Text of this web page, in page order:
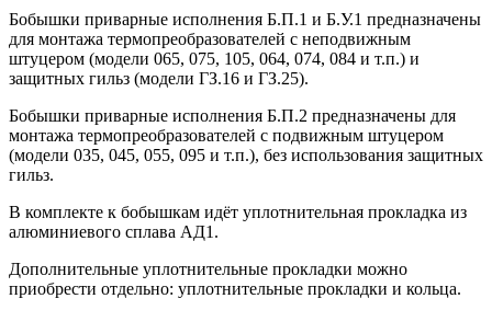
Бобышки приварные исполнения Б.П.1 и Б.У.1 предназначены
для монтажа термопреобразователей с неподвижным
штуцером (модели 065, 075, 105, 064, 074, 084 и т.п.) и
защитных гильз (модели ГЗ.16 и ГЗ.25).
Бобышки приварные исполнения Б.П.2 предназначены для
монтажа термопреобразователей с подвижным штуцером
(модели 035, 045, 055, 095 и т.п.), без использования защитных
гильз.
В комплекте к бобышкам идёт уплотнительная прокладка из
алюминиевого сплава АД1.
Дополнительные уплотнительные прокладки можно
приобрести отдельно: уплотнительные прокладки и кольца.